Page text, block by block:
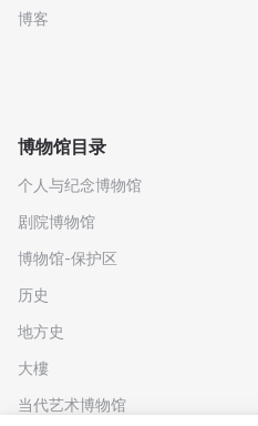
博客
博物馆目录
个人与纪念博物馆
剧院博物馆
博物馆-保护区
历史
地方史
大樓
当代艺术博物馆